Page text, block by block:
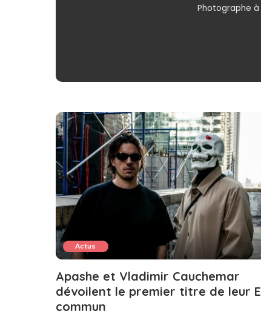
Photographe
Actus
Apashe et Vladimir Cauchemar
dévoilent le premier titre de leur
commun